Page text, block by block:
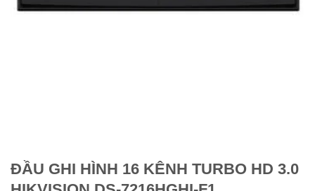
ĐẦU GHI HÌNH 16 KÊNH TURBO HD 3.0